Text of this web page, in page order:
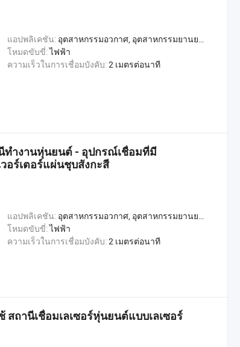
แอปพลิเคชัน: อุตสาหกรรมอวกาศ, อุตสาหกรรมยานยนต์, อุตสาหกรรมก่อสร้าง, อุตสาหกรรมการผลิตโลหะ, อุตสาหกรรมการผลิตเรือ, Welding
โหมดขับขี่:ไฟฟ้า
ความเร็วในการเชื่อมบังคับ:2 เมตรต่อนาที
ทำงานหุ่นยนต์ - อุปกรณ์เชื่อมที่มี
อร์เตอร์แผ่นชุบสังกะสี
แอปพลิเคชัน: อุตสาหกรรมอวกาศ, อุตสาหกรรมยานยนต์, อุตสาหกรรมก่อสร้าง, อุตสาหกรรมการผลิตโลหะ, อุตสาหกรรมการผลิตเรือ, Welding
โหมดขับขี่:ไฟฟ้า
ความเร็วในการเชื่อมบังคับ:2 เมตรต่อนาที
สถานีเชื่อมเลเซอร์หุ่นยนต์แบบเลเซอร์